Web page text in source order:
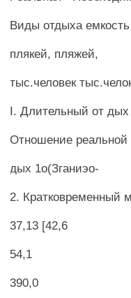
Виды отдыха емкость
плякей, пляжей,
тыс.человек
I. Длительный от
Отношение реальной
дых 1о(Зганиэо-
2. Кратковременный
37,13 [42,6
54,1
390,0